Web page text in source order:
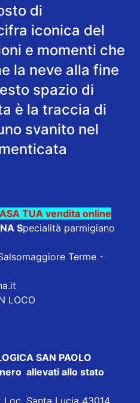
di
iconica del
e momenti che
la neve alla fine
spazio di
è la traccia di
svanito nel
TUA vendita online
Specialità parmigiano
Terme -
LOCO
SAN PAOLO
allevati allo stato
Santa Lucia 43014